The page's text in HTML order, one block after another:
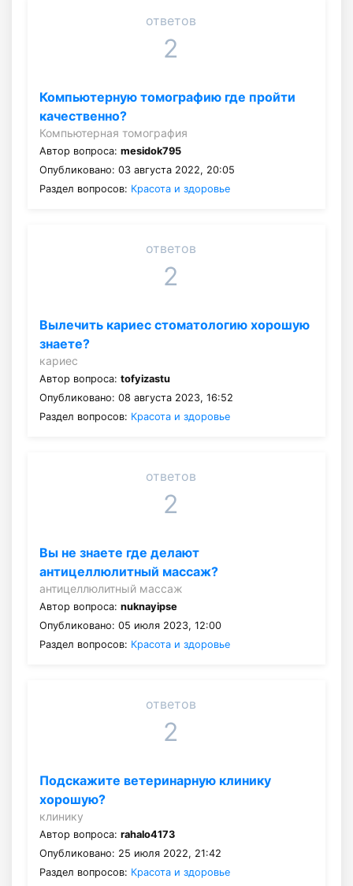
ответов
2
Компьютерную томографию где пройти
качественно?
Компьютерная томография
Автор вопроса: mesidok795
Опубликовано: 03 августа 2022, 20:05
Раздел вопросов: Красота и здоровье
ответов
2
Вылечить кариес стоматологию хорошую
знаете?
кариес
Автор вопроса: tofyizastu
Опубликовано: 08 августа 2023, 16:52
Раздел вопросов: Красота и здоровье
ответов
2
Вы не знаете где делают
антицеллюлитный массаж?
антицеллюлитный массаж
Автор вопроса: nuknayipse
Опубликовано: 05 июля 2023, 12:00
Раздел вопросов: Красота и здоровье
ответов
2
Подскажите ветеринарную клинику
хорошую?
клинику
Автор вопроса: rahalo4173
Опубликовано: 25 июля 2022, 21:42
Раздел вопросов: Красота и здоровье